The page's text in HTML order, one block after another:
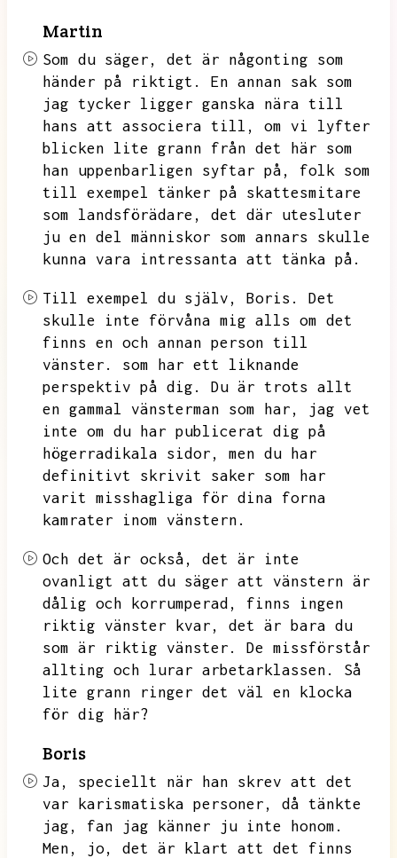
Martin
Som du säger,
det är någonting som
händer på riktigt.
En annan sak som
jag tycker ligger ganska nära till
hans att associera till,
om vi lyfter
blicken lite grann från det här som
han uppenbarligen syftar på,
folk som
till exempel tänker på skattesmitare
som landsförädare,
det där utesluter
ju en del människor som annars skulle
kunna vara intressanta att tänka på.
Till exempel du själv, Boris.
Det
skulle inte förvåna mig alls om det
finns en och annan person till
vänster.
som har ett liknande
perspektiv på dig.
Du är trots allt
en gammal vänsterman som har,
jag vet
inte om du har publicerat dig på
högerradikala sidor,
men du har
definitivt skrivit saker som har
varit misshagliga för dina forna
kamrater inom vänstern.
Och det är också,
det är inte
ovanligt att du säger att vänstern är
dålig och korrumperad,
finns ingen
riktig vänster kvar,
det är bara du
som är riktig vänster.
De missförstår
allting och lurar arbetarklassen.
Så
lite grann ringer det väl en klocka
för dig här?
Boris
Ja,
speciellt när han skrev att det
var karismatiska personer,
då tänkte
jag,
fan jag känner ju inte honom.
Men,
jo,
det är klart att det finns